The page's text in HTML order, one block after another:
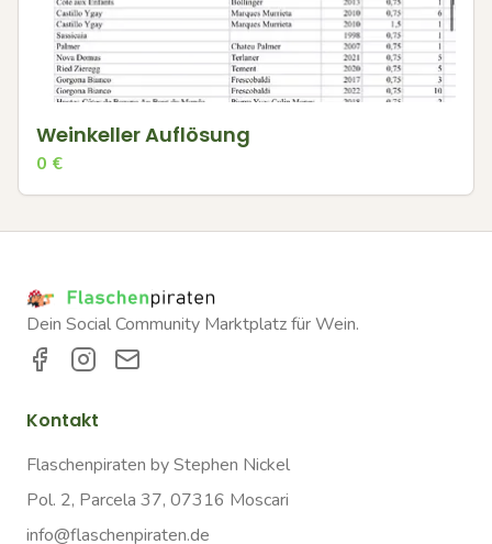
Weinkeller Auflösung
0 €
Dein Social Community Marktplatz für Wein.
Kontakt
Flaschenpiraten by Stephen Nickel
Pol. 2, Parcela 37, 07316 Moscari
info@flaschenpiraten.de